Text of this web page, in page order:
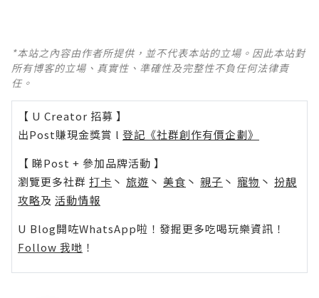
*本站之內容由作者所提供，並不代表本站的立場。因此本站對
所有博客的立場、真實性、準確性及完整性不負任何法律責
任。
【 U Creator 招募 】
出Post賺現金獎賞 l 登記《社群創作有價企劃》
【 睇Post + 參加品牌活動 】
瀏覽更多社群 打卡 丶 旅遊 丶 美食 丶 親子 丶 寵物 丶 扮靚
攻略及 活動情報
U Blog開咗WhatsApp啦！發掘更多吃喝玩樂資訊！
Follow 我哋 ！